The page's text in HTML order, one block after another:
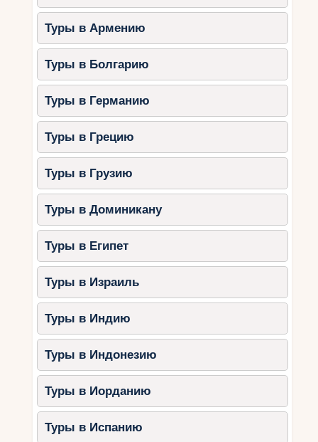
Туры в Армению
Туры в Болгарию
Туры в Германию
Туры в Грецию
Туры в Грузию
Туры в Доминикану
Туры в Египет
Туры в Израиль
Туры в Индию
Туры в Индонезию
Туры в Иорданию
Туры в Испанию